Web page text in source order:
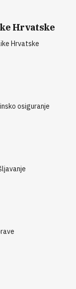
Hrvatske
Hrvatske
osiguranje